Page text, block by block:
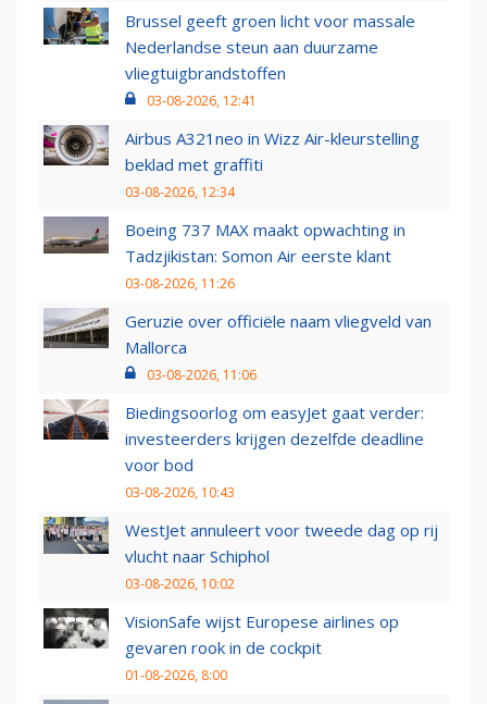
Brussel geeft groen licht voor massale
Nederlandse steun aan duurzame
vliegtuigbrandstoffen
03-08-2026, 12:41
Airbus A321neo in Wizz Air-kleurstelling
beklad met graffiti
03-08-2026, 12:34
Boeing 737 MAX maakt opwachting in
Tadzjikistan: Somon Air eerste klant
03-08-2026, 11:26
Geruzie over officiële naam vliegveld van
Mallorca
03-08-2026, 11:06
Biedingsoorlog om easyJet gaat verder:
investeerders krijgen dezelfde deadline
voor bod
03-08-2026, 10:43
WestJet annuleert voor tweede dag op rij
vlucht naar Schiphol
03-08-2026, 10:02
VisionSafe wijst Europese airlines op
gevaren rook in de cockpit
01-08-2026, 8:00